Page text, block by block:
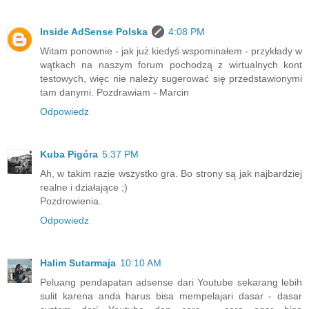
Inside AdSense Polska
4:08 PM
Witam ponownie - jak już kiedyś wspominałem - przykłady w
wątkach na naszym forum pochodzą z wirtualnych kont
testowych, więc nie należy sugerować się przedstawionymi
tam danymi. Pozdrawiam - Marcin
Odpowiedz
Kuba Pigóra 5:37 PM
Ah, w takim razie wszystko gra. Bo strony są jak najbardziej
realne i działające ;)
Pozdrowienia.
Odpowiedz
Halim Sutarmaja 10:10 AM
Peluang pendapatan adsense dari Youtube sekarang lebih
sulit karena anda harus bisa mempelajari dasar - dasar